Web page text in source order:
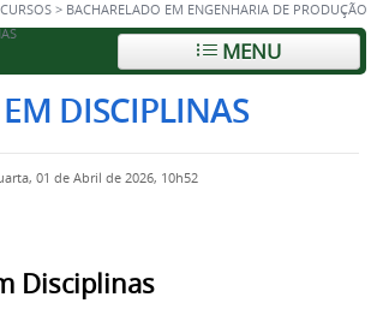
CURSOS > BACHARELADO EM ENGENHARIA DE PRODUÇÃO
MENU
DISCIPLINAS
01 de Abril de 2026, 10h52
Disciplinas